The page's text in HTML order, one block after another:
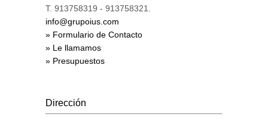
T. 913758319 - 913758321.
info@grupoius.com
» Formulario de Contacto
» Le llamamos
» Presupuestos
Dirección